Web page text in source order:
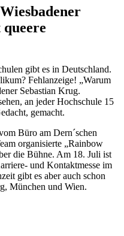
gibt es in Deutschland.
Fehlanzeige! „Warum
Sebastian Krug.
an jeder Hochschule 15
gemacht.
Büro am Dern´schen
organisierte „Rainbow
die Bühne. Am 18. Juli ist
und Kontaktmesse im
gibt es aber auch schon
München und Wien.